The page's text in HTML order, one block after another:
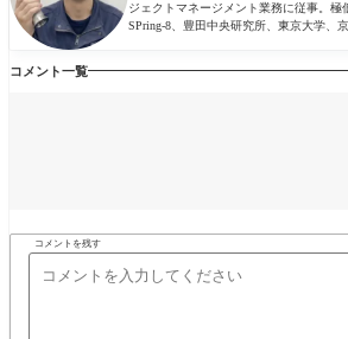
ジェクトマネージメント業務に従事。極
SPring-8、豊田中央研究所、東京大学、
コメント一覧
コメントを残す